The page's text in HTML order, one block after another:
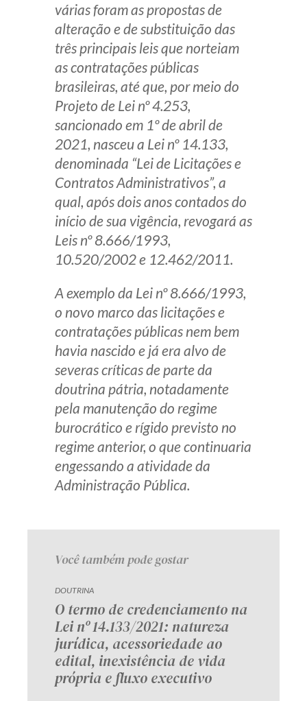
várias foram as propostas de
alteração e de substituição das
três principais leis que norteiam
as contratações públicas
brasileiras, até que, por meio do
Projeto de Lei nº 4.253,
sancionado em 1º de abril de
2021, nasceu a Lei nº 14.133,
denominada “Lei de Licitações e
Contratos Administrativos”, a
qual, após dois anos contados do
início de sua vigência, revogará as
Leis nº 8.666/1993,
10.520/2002 e 12.462/2011.
A exemplo da Lei nº 8.666/1993,
o novo marco das licitações e
contratações públicas nem bem
havia nascido e já era alvo de
severas críticas de parte da
doutrina pátria, notadamente
pela manutenção do regime
burocrático e rígido previsto no
regime anterior, o que continuaria
engessando a atividade da
Administração Pública.
Você também pode gostar
DOUTRINA
O termo de credenciamento na
Lei nº 14.133/2021: natureza
jurídica, acessoriedade ao
edital, inexistência de vida
própria e fluxo executivo